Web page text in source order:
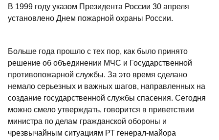
В 1999 году указом Президента России 30 апреля
установлено Днем пожарной охраны России.
Больше года прошло с тех пор, как было принято
решение об объединении МЧС и Государственной
противопожарной службы. За это время сделано
немало серьезных и важных шагов, направленных на
создание государственной службы спасения. Сегодня
можно смело утверждать, говорится в приветствии
министра по делам гражданской обороны и
чрезвычайным ситуациям РТ генерал-майора